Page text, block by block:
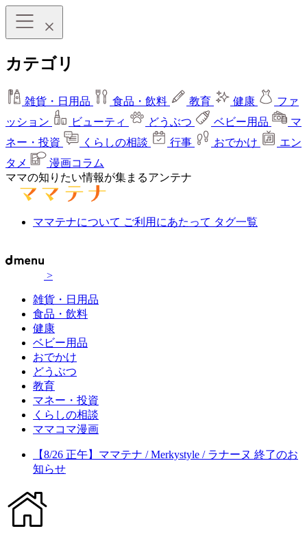
カテゴリ
雑貨・日用品 食品・飲料 教育 健康
ファ
ッション
ビューティ どうぶつ ベビー用品
マ
ネー・投資
くらしの相談 行事 おでかけ
エン
タメ
漫画コラム
ママの知りたい情報が集まるアンテナ
ママテナについて ご利用にあたって タグ一覧
>
雑貨・日用品
食品・飲料
健康
ベビー用品
おでかけ
どうぶつ
教育
マネー・投資
くらしの相談
ママコマ漫画
【8/26 正午】ママテナ / Merkystyle / ラナーヌ 終了のお
知らせ